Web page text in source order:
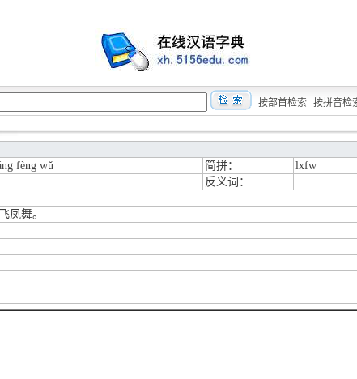
按部首检索 按拼音检
fèng wǔ 简拼：
lxfw
反义词：
凤舞。